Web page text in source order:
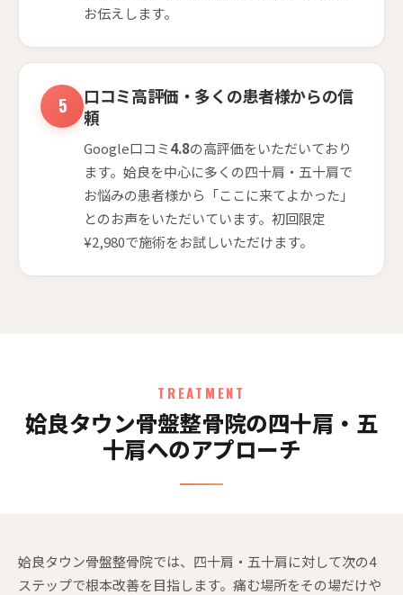
お伝えします。
口コミ高評価・多くの患者様からの信
頼
Google口コミ4.8の高評価をいただいており
ます。姶良を中心に多くの四十肩・五十肩で
お悩みの患者様から「ここに来てよかった」
とのお声をいただいています。初回限定
¥2,980で施術をお試しいただけます。
TREATMENT
姶良タウン骨盤整骨院の四十肩・五
十肩へのアプローチ
姶良タウン骨盤整骨院では、四十肩・五十肩に対して次の4
ステップで根本改善を目指します。痛む場所をその場だけや